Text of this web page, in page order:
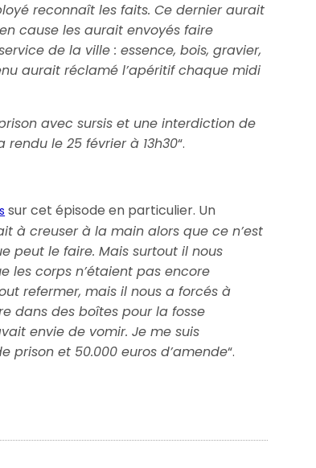
reconnaît les faits. Ce dernier aurait
cause les aurait envoyés faire
de la ville : essence, bois, gravier,
aurait réclamé l’apéritif chaque midi
avec sursis et une interdiction de
le 25 février à 13h30“.
sur cet épisode en particulier. Un
à creuser à la main alors que ce n’est
peut le faire. Mais surtout il nous
les corps n’étaient pas encore
refermer, mais il nous a forcés à
dans des boîtes pour la fosse
envie de vomir. Je me suis
prison et 50.000 euros d’amende“.